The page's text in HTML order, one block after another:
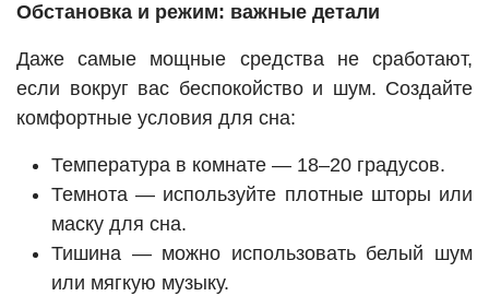
Обстановка и режим: важные детали
Даже самые мощные средства не сработают,
если вокруг вас беспокойство и шум. Создайте
комфортные условия для сна:
Температура в комнате — 18–20 градусов.
Темнота — используйте плотные шторы или
маску для сна.
Тишина — можно использовать белый шум
или мягкую музыку.